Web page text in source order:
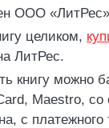
ООО
целиком,
ЛитРес.
книгу можно
Maestro, со
с